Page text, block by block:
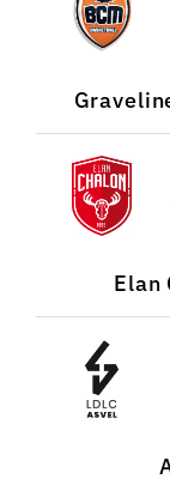
Elan